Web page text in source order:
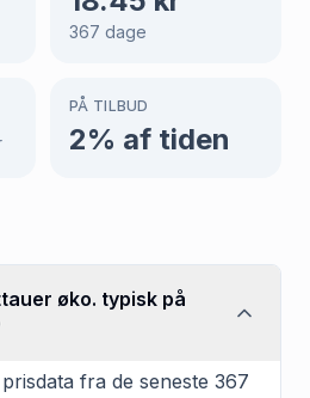
367 dage
PÅ TILBUD
2% af tiden
øko. typisk på
fra de seneste 367